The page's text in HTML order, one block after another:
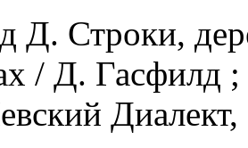
Д. Строки,
/ Д. Гасфилд